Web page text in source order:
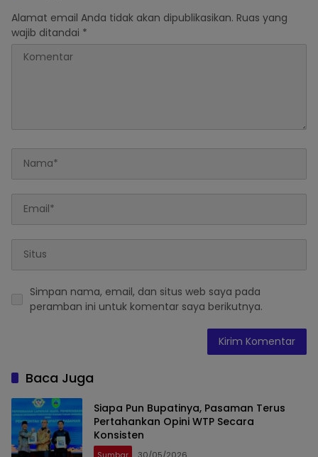
Alamat email Anda tidak akan dipublikasikan. Ruas yang
wajib ditandai *
Simpan nama, email, dan situs web saya pada
peramban ini untuk komentar saya berikutnya.
Baca Juga
Siapa Pun Bupatinya, Pasaman Terus
Pertahankan Opini WTP Secara
Konsisten